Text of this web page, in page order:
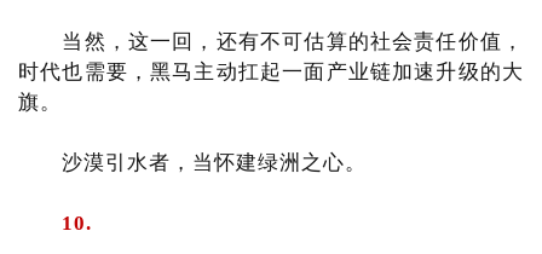
当然，这一回，还有不可估算的社会责任价值，
时代也需要，黑马主动扛起一面产业链加速升级的大
旗。
沙漠引水者，当怀建绿洲之心。
10.